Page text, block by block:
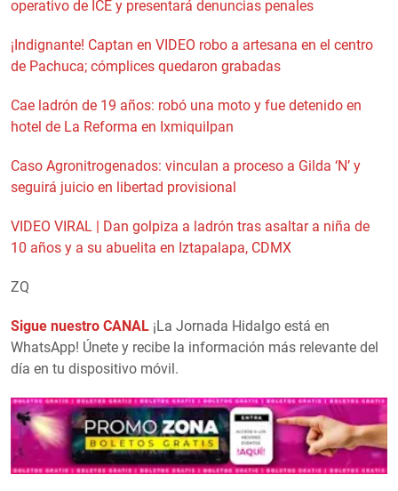
operativo de ICE y presentará denuncias penales
¡Indignante! Captan en VIDEO robo a artesana en el centro
de Pachuca; cómplices quedaron grabadas
Cae ladrón de 19 años: robó una moto y fue detenido en
hotel de La Reforma en Ixmiquilpan
Caso Agronitrogenados: vinculan a proceso a Gilda ‘N’ y
seguirá juicio en libertad provisional
VIDEO VIRAL | Dan golpiza a ladrón tras asaltar a niña de
10 años y a su abuelita en Iztapalapa, CDMX
ZQ
Sigue nuestro CANAL ¡La Jornada Hidalgo está en
WhatsApp! Únete y recibe la información más relevante del
día en tu dispositivo móvil.